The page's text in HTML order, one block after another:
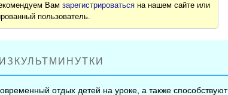
Вамзарегистрироваться на нашем сайте или
пользователь.
отдых детей на уроке, а также способствуют